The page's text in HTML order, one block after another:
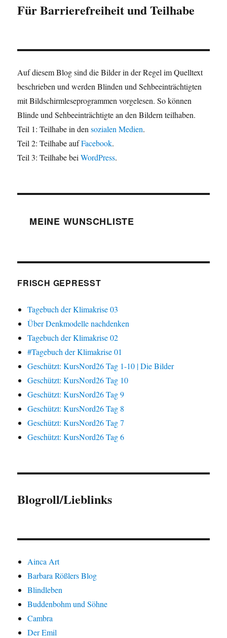
Für Barrierefreiheit und Teilhabe
Auf diesem Blog sind die Bilder in der Regel im Quelltext
beschrieben und werden Blinden und Sehbeeinträchtigten
mit Bildschirmleseprogrammen vorgelesen. So können
Blinde und Sehbeeinträchtigte an den Bildern teilhaben.
Teil 1: Teilhabe in densozialen Medien.
Teil 2: Teilhabe aufFacebook.
Teil 3: Teilhabe beiWordPress.
MEINE WUNSCHLISTE
FRISCH GEPRESST
Tagebuch der Klimakrise 03
Über Denkmodelle nachdenken
Tagebuch der Klimakrise 02
#Tagebuch der Klimakrise 01
Geschützt: KursNord26 Tag 1-10 | Die Bilder
Geschützt: KursNord26 Tag 10
Geschützt: KursNord26 Tag 9
Geschützt: KursNord26 Tag 8
Geschützt: KursNord26 Tag 7
Geschützt: KursNord26 Tag 6
Blogroll/Lieblinks
Ainca Art
Barbara Rößlers Blog
Blindleben
Buddenbohm und Söhne
Cambra
Der Emil